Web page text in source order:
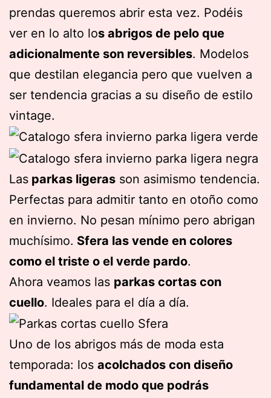
prendas queremos abrir esta vez. Podéis
ver en lo alto los abrigos de pelo que
adicionalmente son reversibles. Modelos
que destilan elegancia pero que vuelven a
ser tendencia gracias a su diseño de estilo
vintage.
Las parkas ligeras son asimismo tendencia.
Perfectas para admitir tanto en otoño como
en invierno. No pesan mínimo pero abrigan
muchísimo. Sfera las vende en colores
como el triste o el verde pardo.
Ahora veamos las parkas cortas con
cuello. Ideales para el día a día.
Uno de los abrigos más de moda esta
temporada: los acolchados con diseño
fundamental de modo que podrás